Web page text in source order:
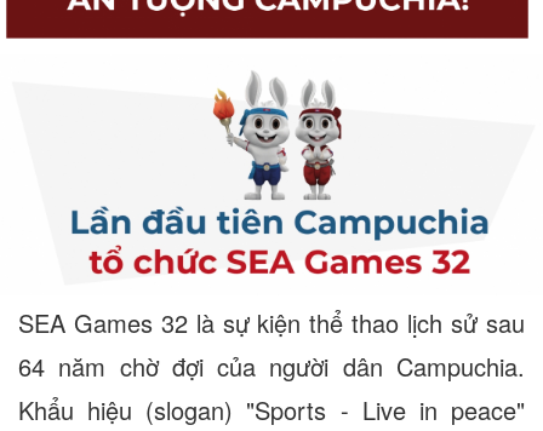
SEA Games 32 là sự kiện thể thao lịch sử sau
64 năm chờ đợi của người dân Campuchia.
Khẩu hiệu (slogan) "Sports - Live in peace"